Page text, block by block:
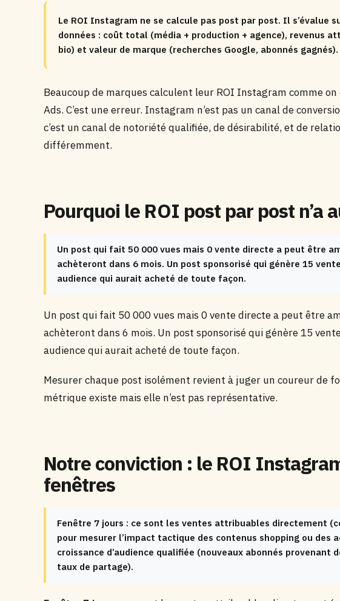
Le ROI Instagram ne se calcule pas post par post. Il s’évalue
données : coût total (média + production + agence), revenus
bio) et valeur de marque (recherches Google, abonnés
Beaucoup de marques calculent leur ROI Instagram comme on
Ads. C’est une erreur. Instagram n’est pas un canal de
c’est un canal de notoriété qualifiée, de désirabilité, et de
différemment.
Pourquoi le ROI post par post n’a
Un post qui fait 50 000 vues mais 0 vente directe a peut être
achèteront dans 6 mois. Un post sponsorisé qui génère 15
audience qui aurait acheté de toute façon.
Un post qui fait 50 000 vues mais 0 vente directe a peut être
achèteront dans 6 mois. Un post sponsorisé qui génère 15
audience qui aurait acheté de toute façon.
Mesurer chaque post isolément revient à juger un coureur de
métrique existe mais elle n’est pas représentative.
Notre conviction : le ROI
fenêtres
Fenêtre 7 jours : ce sont les ventes attribuables directement
pour mesurer l’impact tactique des contenus shopping ou des
croissance d’audience qualifiée (nouveaux abonnés provenant
taux de partage).